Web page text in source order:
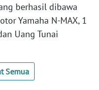
berhasil dibawa
Yamaha N-MAX, 1
Uang Tunai
Semua